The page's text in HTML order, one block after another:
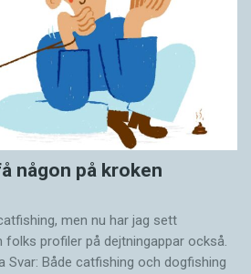
någon på kroken
men nu har jag sett
folks profiler på dejtningappar också.
Både catfishing och dogfishing